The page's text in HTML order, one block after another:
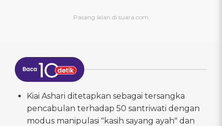
Kiai Ashari ditetapkan sebagai tersangka
pencabulan terhadap 50 santriwati dengan
modus manipulasi "kasih sayang ayah" dan